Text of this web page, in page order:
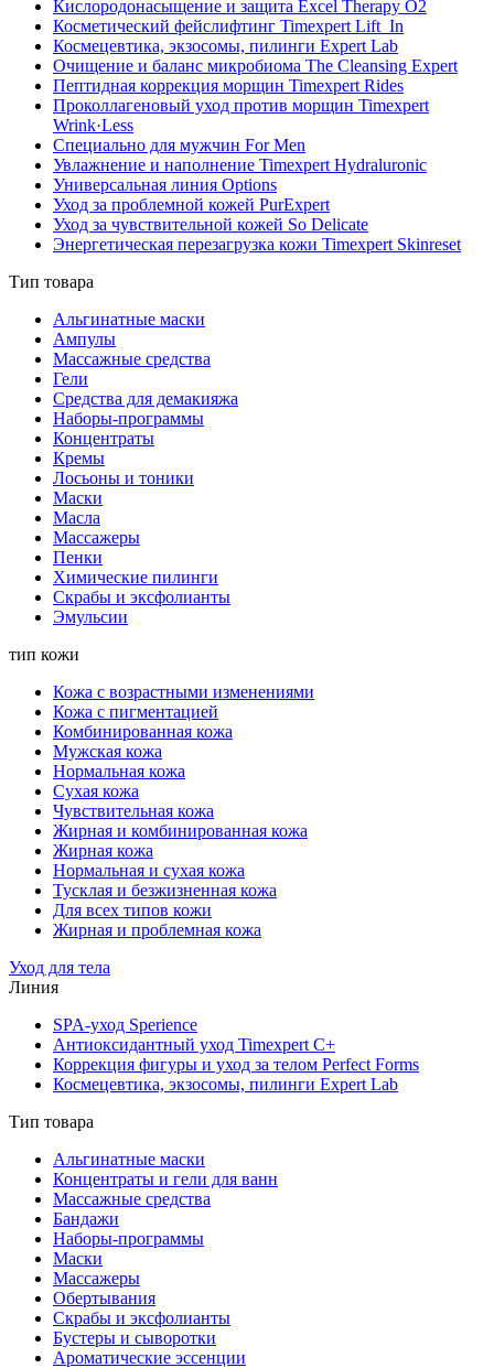
Кислородонасыщение и защита Excel Therapy O2
Косметический фейслифтинг Timexpert Lift_In
Космецевтика, экзосомы, пилинги Expert Lab
Очищение и баланс микробиома The Cleansing Expert
Пептидная коррекция морщин Timexpert Rides
Проколлагеновый уход против морщин Timexpert
Wrink·Less
Специально для мужчин For Men
Увлажнение и наполнение Timexpert Hydraluronic
Универсальная линия Options
Уход за проблемной кожей PurExpert
Уход за чувствительной кожей So Delicate
Энергетическая перезагрузка кожи Timexpert Skinreset
Тип товара
Альгинатные маски
Ампулы
Массажные средства
Гели
Средства для демакияжа
Наборы-программы
Концентраты
Кремы
Лосьоны и тоники
Маски
Масла
Массажеры
Пенки
Химические пилинги
Скрабы и эксфолианты
Эмульсии
тип кожи
Кожа с возрастными изменениями
Кожа с пигментацией
Комбинированная кожа
Мужская кожа
Нормальная кожа
Сухая кожа
Чувствительная кожа
Жирная и комбинированная кожа
Жирная кожа
Нормальная и сухая кожа
Тусклая и безжизненная кожа
Для всех типов кожи
Жирная и проблемная кожа
Уход для тела
Линия
SPA-уход Sperience
Антиоксидантный уход Timexpert C+
Коррекция фигуры и уход за телом Perfect Forms
Космецевтика, экзосомы, пилинги Expert Lab
Тип товара
Альгинатные маски
Концентраты и гели для ванн
Массажные средства
Бандажи
Наборы-программы
Маски
Массажеры
Обертывания
Скрабы и эксфолианты
Бустеры и сыворотки
Ароматические эссенции